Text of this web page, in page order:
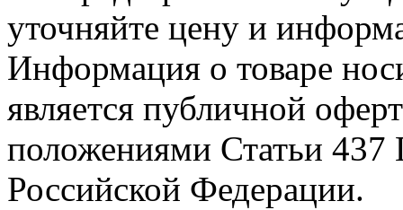
уточняйте цену и
Информация о товаре
является публичной
положениями Статьи 437
Российской Федерации.